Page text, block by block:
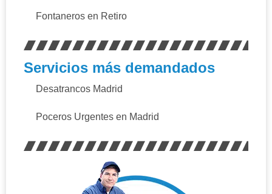
Fontaneros en Retiro
Servicios más demandados
Desatrancos Madrid
Poceros Urgentes en Madrid